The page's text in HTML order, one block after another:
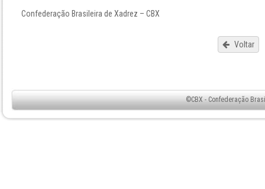
Confederação Brasileira de Xadrez – CBX
Voltar
©CBX - Confederação